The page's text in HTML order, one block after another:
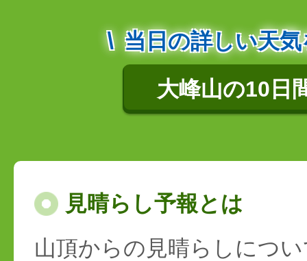
当日の詳しい天
大峰山の10日
見晴らし予報とは
山頂からの見晴らしにつ